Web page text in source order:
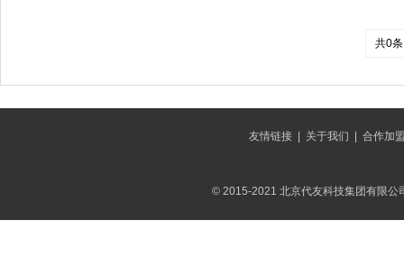
共0条
友情链接| 关于我们 合作加
© 2015-2021 北京代友科技集团有限